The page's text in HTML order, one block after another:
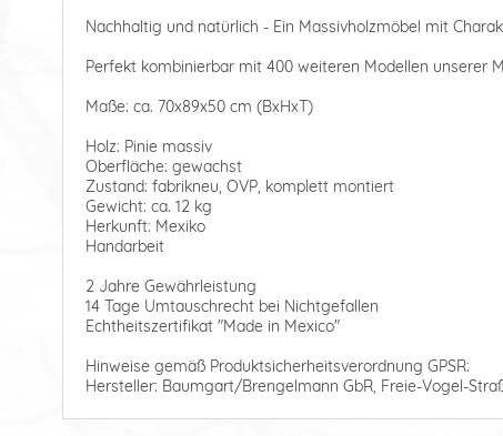
Nachhaltig und natürlich - Ein Massivholzmöbel mit
Perfekt kombinierbar mit 400 weiteren Modellen unserer
Maße: ca. 70x89x50 cm (BxHxT)
Holz: Pinie massiv
Oberfläche: gewachst
Zustand: fabrikneu, OVP, komplett montiert
Gewicht: ca. 12 kg
Herkunft: Mexiko
Handarbeit
2 Jahre Gewährleistung
14 Tage Umtauschrecht bei Nichtgefallen
Echtheitszertifikat "Made in Mexico"
Hinweise gemäß Produktsicherheitsverordnung GPSR:
Hersteller: Baumgart/Brengelmann GbR, Freie-Vogel-